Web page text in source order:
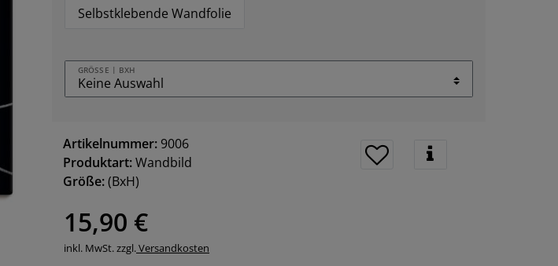
Selbstklebende Wandfolie
GRÖSSE | BXH
Artikelnummer: 9006
Produktart:Wandbild
Größe:(BxH)
15,90 €
inkl. MwSt. zzgl. Versandkosten